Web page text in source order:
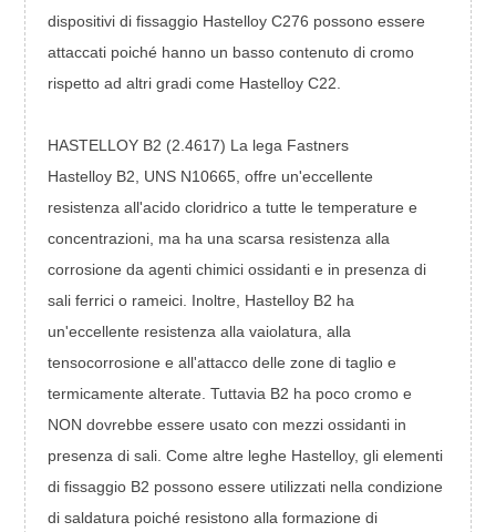
dispositivi di fissaggio Hastelloy C276 possono essere
attaccati poiché hanno un basso contenuto di cromo
rispetto ad altri gradi come Hastelloy C22.
HASTELLOY B2 (2.4617) La lega Fastners
Hastelloy B2, UNS N10665, offre un'eccellente
resistenza all'acido cloridrico a tutte le temperature e
concentrazioni, ma ha una scarsa resistenza alla
corrosione da agenti chimici ossidanti e in presenza di
sali ferrici o rameici. Inoltre, Hastelloy B2 ha
un'eccellente resistenza alla vaiolatura, alla
tensocorrosione e all'attacco delle zone di taglio e
termicamente alterate. Tuttavia B2 ha poco cromo e
NON dovrebbe essere usato con mezzi ossidanti in
presenza di sali. Come altre leghe Hastelloy, gli elementi
di fissaggio B2 possono essere utilizzati nella condizione
di saldatura poiché resistono alla formazione di